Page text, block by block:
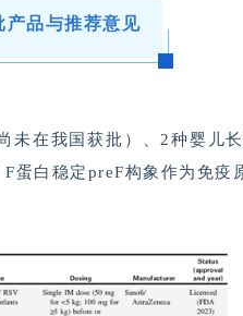
产品与推荐意见
未在我国获批）、2种婴儿
蛋白稳定preF构象作为免疫